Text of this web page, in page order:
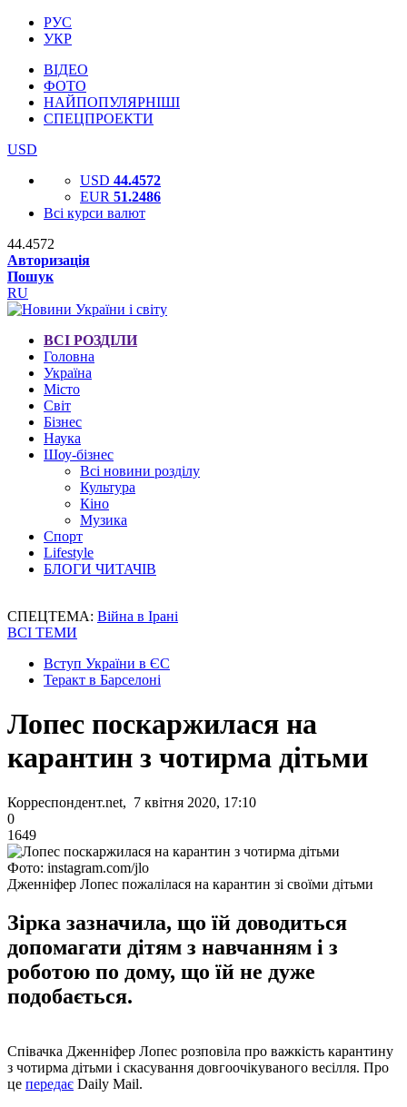
РУС
УКР
ВІДЕО
ФОТО
НАЙПОПУЛЯРНІШІ
СПЕЦПРОЕКТИ
USD
USD 44.4572
EUR 51.2486
Всі курси валют
44.4572
Авторизація
Пошук
RU
ВСІ РОЗДІЛИ
Головна
Україна
Місто
Світ
Бізнес
Наука
Шоу-бізнес
Всі новини розділу
Культура
Кіно
Музика
Спорт
Lifestyle
БЛОГИ ЧИТАЧІВ
СПЕЦТЕМА: Війна в Ірані
ВСІ ТЕМИ
Вступ України в ЄС
Теракт в Барселоні
Лопес поскаржилася на
карантин з чотирма дітьми
Корреспондент.net, 7 квітня 2020, 17:10
0
1649
Фото: instagram.com/jlo
Дженніфер Лопес пожалілася на карантин зі своїми дітьми
Зірка зазначила, що їй доводиться
допомагати дітям з навчанням і з
роботою по дому, що їй не дуже
подобається.
Співачка Дженніфер Лопес розповіла про важкість карантину
з чотирма дітьми і скасування довгоочікуваного весілля. Про
це передає Daily Mail.